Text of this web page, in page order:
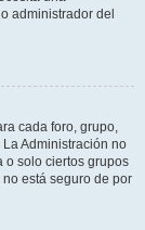
administrador del
cada foro, grupo,
Administración no
o solo ciertos grupos
está seguro de por